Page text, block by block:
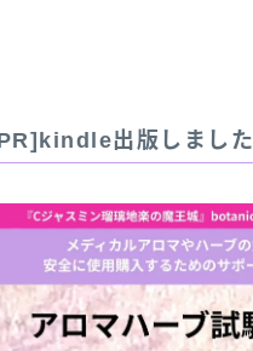
出版しました